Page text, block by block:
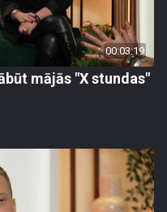
00:03:19
mājās "X stundas"